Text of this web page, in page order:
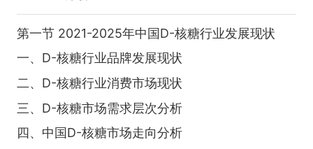
第一节 2021-2025年中国D-核糖行业发展现状
一、D-核糖行业品牌发展现状
二、D-核糖行业消费市场现状
三、D-核糖市场需求层次分析
四、中国D-核糖市场走向分析